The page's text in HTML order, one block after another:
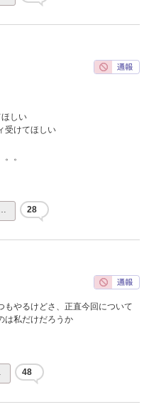
しい
受けてほしい
。
28
もやるけどさ、正直今回について
は私だけだろうか
48